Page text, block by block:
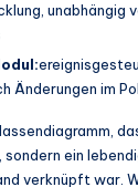
unabhängig
Änderungen im
ein
verknüpft war.